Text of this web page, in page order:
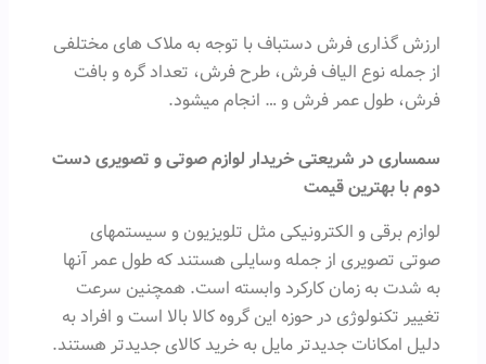
ارزش گذاری فرش دستباف با توجه به ملاک های مختلفی
از جمله نوع الیاف فرش، طرح فرش، تعداد گره و بافت
فرش، طول عمر فرش و … انجام میشود.
سمساری در شریعتیخریدار لوازم صوتی و تصویری دست
دوم با بهترین قیمت
لوازم برقی و الکترونیکی مثل تلویزیون و سیستمهای
صوتی تصویری از جمله وسایلی هستند که طول عمر آنها
به شدت به زمان کارکرد وابسته است. همچنین سرعت
تغییر تکنولوژی در حوزه این گروه کالا بالا است و افراد به
دلیل امکانات جدیدتر مایل به خرید کالای جدیدتر هستند.